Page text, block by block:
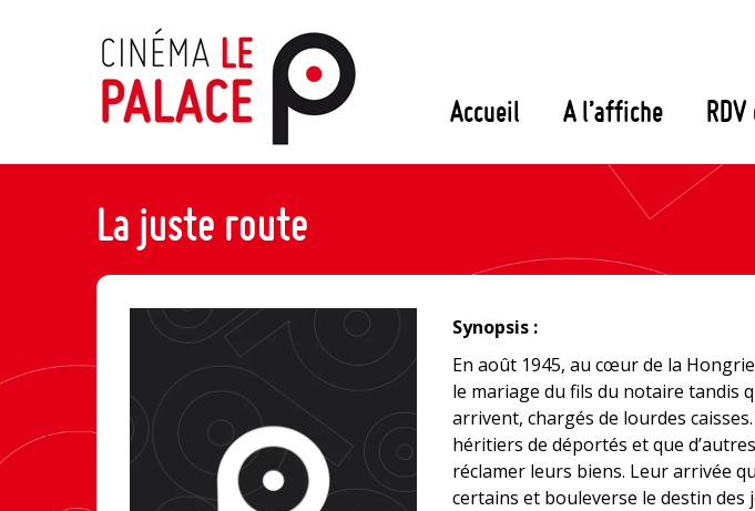
Accueil A l’affiche
La juste route
Synopsis :
En août 1945, au cœur de la
le mariage du fils du notaire tandis
arrivent, chargés de lourdes
héritiers de déportés et que
réclamer leurs biens. Leur arrivée
certains et bouleverse le destin des